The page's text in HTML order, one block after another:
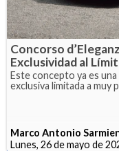
Concorso
Exclusividad al
Este concepto ya es
exclusiva limitada a muy
Marco Antonio
Lunes, 26 de mayo de